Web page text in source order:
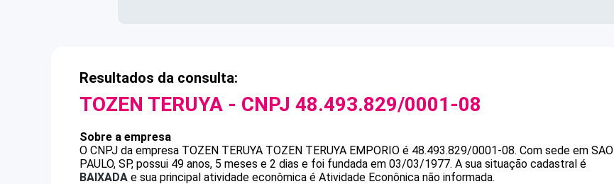
Resultados da consulta:
TOZEN TERUYA - CNPJ 48.493.829/0001-08
Sobre a empresa
O CNPJ da empresa TOZEN TERUYA TOZEN TERUYA EMPORIO é 48.493.829/0001-08. Com sede em SAO
PAULO, SP, possui 49 anos, 5 meses e 2 dias e foi fundada em 03/03/1977. A sua situação cadastral é
BAIXADA e sua principal atividade econômica é Atividade Econônica não informada.